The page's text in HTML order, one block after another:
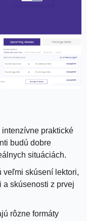
intenzívne praktické
budú dobre
situáciách.
veľmi skúsení lektori,
a skúsenosti z prvej
rôzne formáty